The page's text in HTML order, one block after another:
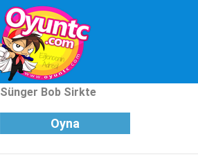
Sünger Bob Sirkte
Oyna